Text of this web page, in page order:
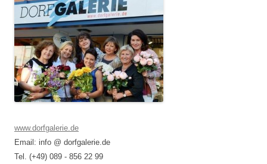
www.dorfgalerie.de
Email: info @ dorfgalerie.de
Tel. (+49) 089 - 856 22 99